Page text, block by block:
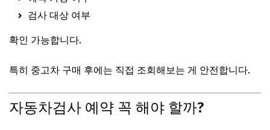
검사 대상 여부
확인 가능합니다.
특히 중고차 구매 후에는 직접 조회해보는 게 안전합니다.
자동차검사 예약 꼭 해야 할까?